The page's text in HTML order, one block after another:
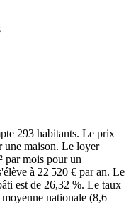
293 habitants. Le prix
une maison. Le loyer
par mois pour un
à 22 520 € par an. Le
est de 26,32 %. Le taux
nationale (8,6